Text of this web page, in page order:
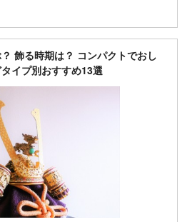
飾る時期は？ コンパクトでおし
イプ別おすすめ13選